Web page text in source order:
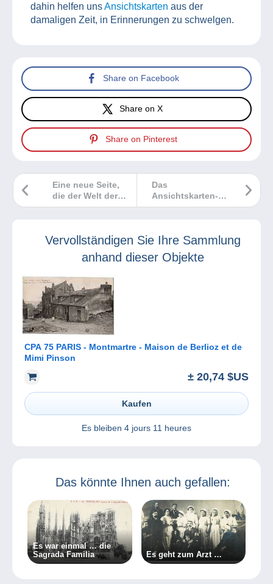
dahin helfen unsAnsichtskarten aus der
damaligen Zeit, in Erinnerungen zu schwelgen.
Share on Facebook
Share on X
Share on Pinterest
Das
Ansichtskarten-
Marktbarometer
Eine neue Seite,
die der Welt der
Numismatik und
Vervollständigen Sie Ihre Sammlung
anhand dieser Objekte
CPA 75 PARIS - Montmartre - Maison de Berlioz et de
Mimi Pinson
± 20,74 $US
Kaufen
Es bleiben 4 jours 11 heures
Das könnte Ihnen auch gefallen:
Es war einmal … die
Sagrada Familia
Es geht zum Arzt …